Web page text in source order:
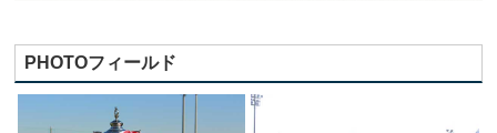
PHOTOフィールド